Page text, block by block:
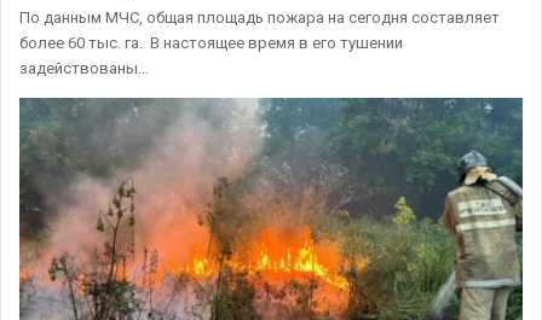
По данным МЧС, общая площадь пожара на сегодня составляет
более 60 тыс. га. В настоящее время в его тушении
задействованы…